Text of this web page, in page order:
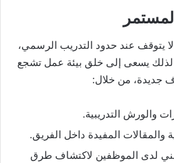
لا يتوقف عند حدود التدريب الرسمي،
لذلك يسعى إلى خلق بيئة عمل تشجع
جديدة، من خلال:
والورش التدريبية.
والمقالات المفيدة داخل الفريق.
لدى الموظفين لاكتشاف طرق